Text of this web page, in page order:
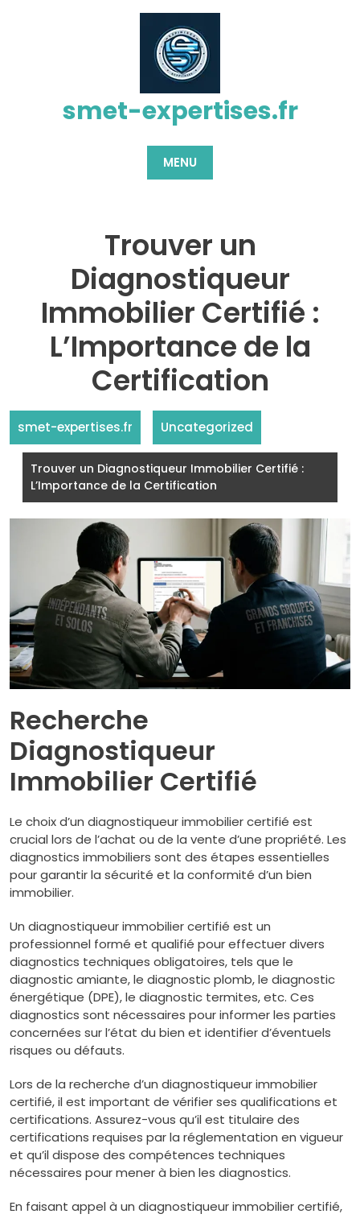
smet-expertises.fr
MENU
Trouver un
Diagnostiqueur
Immobilier Certifié :
L’Importance de la
Certification
smet-expertises.fr Uncategorized
Trouver un Diagnostiqueur Immobilier Certifié :
L’Importance de la Certification
Recherche
Diagnostiqueur
Immobilier Certifié
Le choix d’un diagnostiqueur immobilier certifié est
crucial lors de l’achat ou de la vente d’une propriété. Les
diagnostics immobiliers sont des étapes essentielles
pour garantir la sécurité et la conformité d’un bien
immobilier.
Un diagnostiqueur immobilier certifié est un
professionnel formé et qualifié pour effectuer divers
diagnostics techniques obligatoires, tels que le
diagnostic amiante, le diagnostic plomb, le diagnostic
énergétique (DPE), le diagnostic termites, etc. Ces
diagnostics sont nécessaires pour informer les parties
concernées sur l’état du bien et identifier d’éventuels
risques ou défauts.
Lors de la recherche d’un diagnostiqueur immobilier
certifié, il est important de vérifier ses qualifications et
certifications. Assurez-vous qu’il est titulaire des
certifications requises par la réglementation en vigueur
et qu’il dispose des compétences techniques
nécessaires pour mener à bien les diagnostics.
En faisant appel à un diagnostiqueur immobilier certifié,